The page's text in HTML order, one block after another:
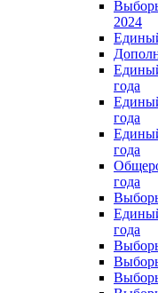
2024
года
года
года
года
года